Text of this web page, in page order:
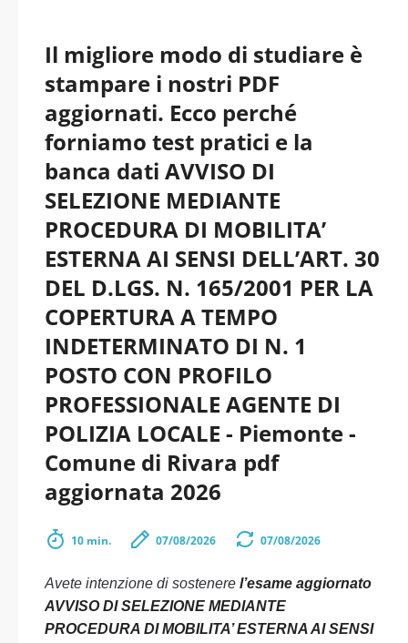
Il migliore modo di studiare è
stampare i nostri PDF
aggiornati. Ecco perché
forniamo test pratici e la
banca dati AVVISO DI
SELEZIONE MEDIANTE
PROCEDURA DI MOBILITA’
ESTERNA AI SENSI DELL’ART. 30
DEL D.LGS. N. 165/2001 PER LA
COPERTURA A TEMPO
INDETERMINATO DI N. 1
POSTO CON PROFILO
PROFESSIONALE AGENTE DI
POLIZIA LOCALE - Piemonte -
Comune di Rivara pdf
aggiornata 2026
10 min. 07/08/2026 07/08/2026
Avete intenzione di sostenere l’esame aggiornato
AVVISO DI SELEZIONE MEDIANTE
PROCEDURA DI MOBILITA’ ESTERNA AI SENSI